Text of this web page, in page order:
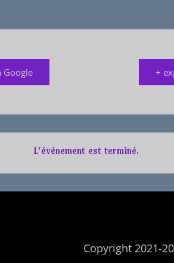
Google +
L'événement est terminé.
Copyright 2021-